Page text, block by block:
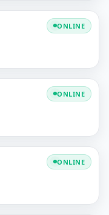
ONLINE
ONLINE
ONLINE